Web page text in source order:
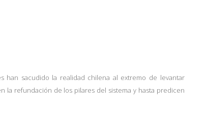
han sacudido la realidad chilena al extremo de levantar
la refundación de los pilares del sistema y hasta predicen